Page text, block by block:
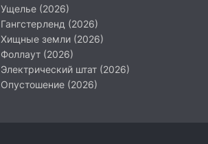
Ущелье (2026)
Гангстерленд (2026)
Хищные земли (2026)
Фоллаут (2026)
Электрический штат (2026)
Опустошение (2026)